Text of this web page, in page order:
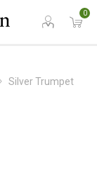
0
Silver Trumpet